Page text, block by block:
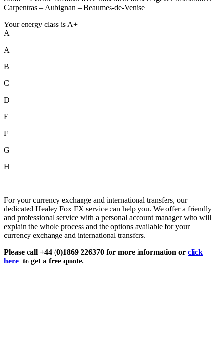
Carpentras – Aubignan – Beaumes-de-Venise
Your energy class is A+
A+
A
B
C
D
E
F
G
H
For your currency exchange and international transfers, our
dedicated Healey Fox FX service can help you. We offer a friendly
and professional service with a personal account manager who will
explain the whole process and the options available for your
currency exchange and international transfers.
Please call +44 (0)1869 226370 for more information or click
here to get a free quote.